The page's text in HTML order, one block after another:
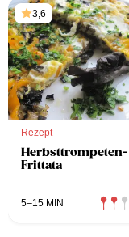
3,6
Rezept
Herbsttrompeten-
Frittata
5–15 MIN